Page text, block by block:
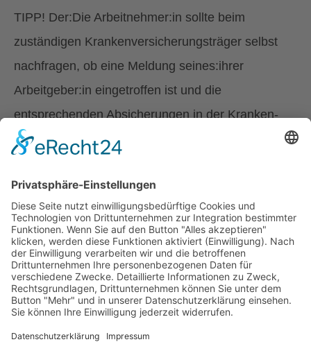
TIPP! Der:Die Arbeitnehmer:in sollte beim
zuständigen Krankenversicherungsträger selbst
nachfragen, ob eine Meldung seines:ihrer
Arbeitgeber:in eingetroffen ist und die
entsprechenden Absicherungen in der Kranken-
und Pensionsversicherung veranlasst wurden.
Absicherung bei Familienhospizkarenz
(oesterreich.gv.at)
Stand: 9.12.205
© 2025 ÖZIV Bundesverband – Alle Rechte vorbehalten
Home